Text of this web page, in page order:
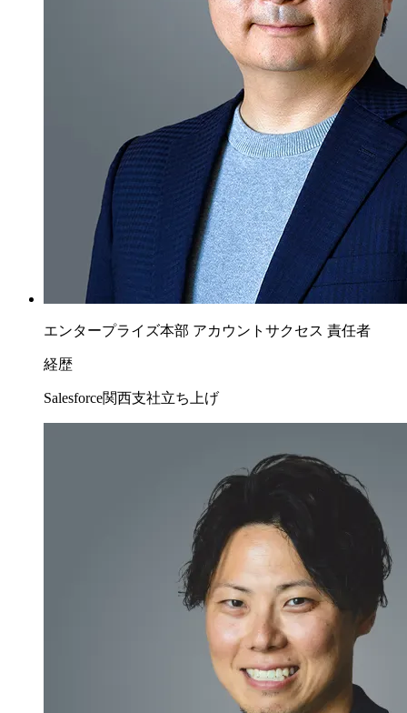
エンタープライズ本部 アカウントサクセス 責任者
経歴
Salesforce関西支社立ち上げ